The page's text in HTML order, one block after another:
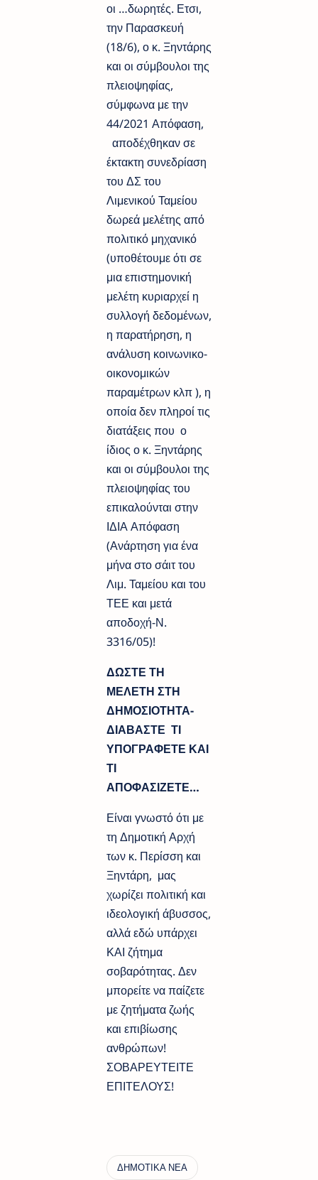
οι …δωρητές. Ετσι,
την Παρασκευή
(18/6), ο κ. Ξηντάρης
και οι σύμβουλοι της
πλειοψηφίας,
σύμφωνα με την
44/2021 Απόφαση,
αποδέχθηκαν σε
έκτακτη συνεδρίαση
του ΔΣ του
Λιμενικού Ταμείου
δωρεά μελέτης από
πολιτικό μηχανικό
(υποθέτουμε ότι σε
μια επιστημονική
μελέτη κυριαρχεί η
συλλογή δεδομένων,
η παρατήρηση, η
ανάλυση κοινωνικο-
οικονομικών
παραμέτρων κλπ ), η
οποία δεν πληροί τις
διατάξεις που ο
ίδιος ο κ. Ξηντάρης
και οι σύμβουλοι της
πλειοψηφίας του
επικαλούνται στην
ΙΔΙΑ Απόφαση
(Ανάρτηση για ένα
μήνα στο σάιτ του
Λιμ. Ταμείου και του
ΤΕΕ και μετά
αποδοχή-Ν.
3316/05)!
ΔΩΣΤΕ ΤΗ
ΜΕΛΕΤΗ ΣΤΗ
ΔΗΜΟΣΙΟΤΗΤΑ-
ΔΙΑΒΑΣΤΕ ΤΙ
ΥΠΟΓΡΑΦΕΤΕ ΚΑΙ
ΤΙ
ΑΠΟΦΑΣΙΖΕΤΕ…
Είναι γνωστό ότι με
τη Δημοτική Αρχή
των κ. Περίσση και
Ξηντάρη, μας
χωρίζει πολιτική και
ιδεολογική άβυσσος,
αλλά εδώ υπάρχει
ΚΑΙ ζήτημα
σοβαρότητας. Δεν
μπορείτε να παίζετε
με ζητήματα ζωής
και επιβίωσης
ανθρώπων!
ΣΟΒΑΡΕΥΤΕΙΤΕ
ΕΠΙΤΕΛΟΥΣ!